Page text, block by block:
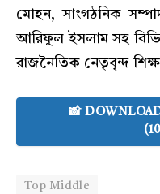
মোহন, সাংগঠনিক
আরিফুল ইসলাম সহ
রাজনৈতিক নেতৃবৃন্দ
📸
Top Middle